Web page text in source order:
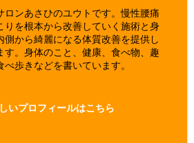
ロンあさひのユウトです。慢性腰痛
りを根本から改善していく施術と身
側から綺麗になる体質改善を提供し
す。身体のこと、健康、食べ物、趣
べ歩きなどを書いています。
いプロフィールはこちら